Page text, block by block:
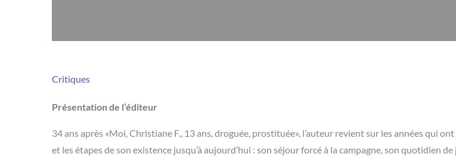
Critiques
Présentation de l’éditeur
34 ans après «Moi, Christiane F., 13 ans, droguée, prostituée», l’auteur revient sur les années qui
et les étapes de son existence jusqu’à aujourd’hui : son séjour forcé à la campagne, son quotidien